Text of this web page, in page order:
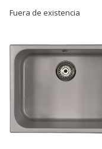
Fuera de existencia